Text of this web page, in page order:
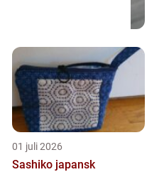
01 juli 2026
Sashiko japansk